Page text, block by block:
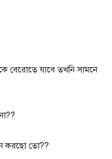
বেরোতে যাবে তখনি সামনে
করছো তো??